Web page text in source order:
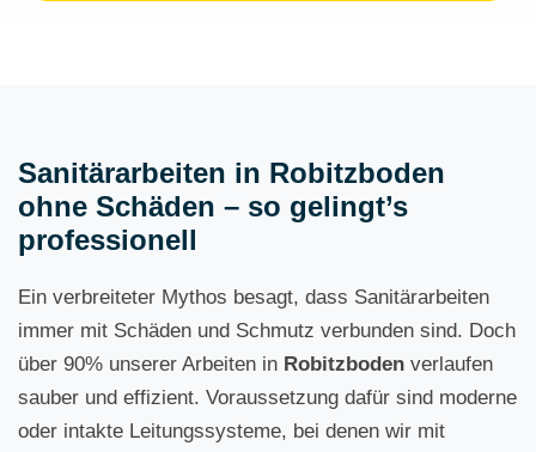
Sanitärarbeiten in Robitzboden
ohne Schäden – so gelingt’s
professionell
Ein verbreiteter Mythos besagt, dass Sanitärarbeiten
immer mit Schäden und Schmutz verbunden sind. Doch
über 90% unserer Arbeiten in Robitzboden verlaufen
sauber und effizient. Voraussetzung dafür sind moderne
oder intakte Leitungssysteme, bei denen wir mit